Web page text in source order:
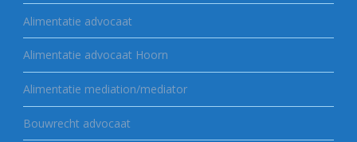
Alimentatie advocaat
Alimentatie advocaat Hoorn
Alimentatie mediation/mediator
Bouwrecht advocaat